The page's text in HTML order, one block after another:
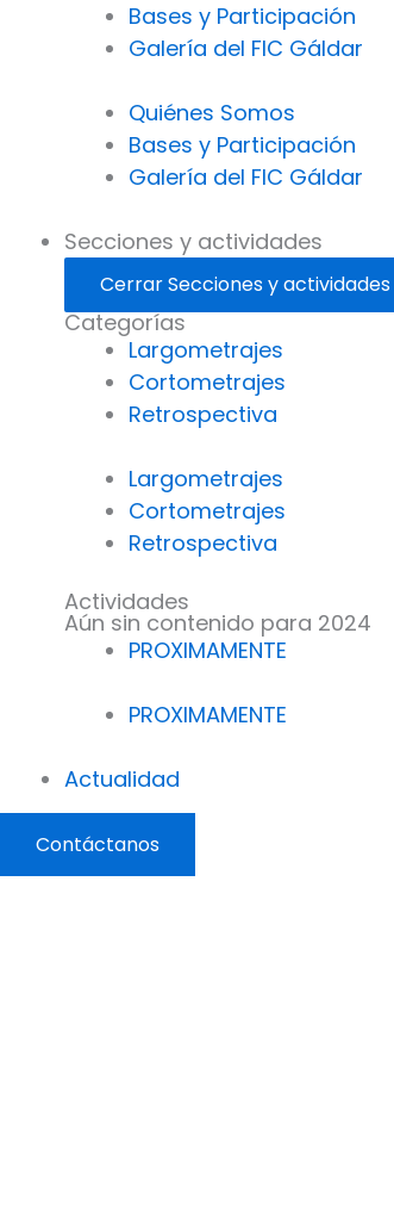
Bases y Participación
Galería del FIC Gáldar
Quiénes Somos
Bases y Participación
Galería del FIC Gáldar
Secciones y actividades
Cerrar Secciones y actividades
Categorías
Largometrajes
Cortometrajes
Retrospectiva
Largometrajes
Cortometrajes
Retrospectiva
Actividades
Aún sin contenido para 2024
PROXIMAMENTE
PROXIMAMENTE
Actualidad
Contáctanos